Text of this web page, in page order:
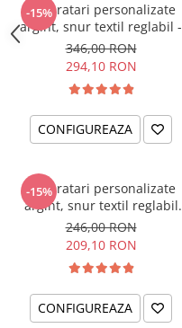
-15%
Set bratari personalizate
argint, snur textil reglabil -
Love
346,00 RON
294,10 RON
CONFIGUREAZA
-15%
Set bratari personalizate
argint, snur textil reglabil
Lovers
246,00 RON
209,10 RON
CONFIGUREAZA